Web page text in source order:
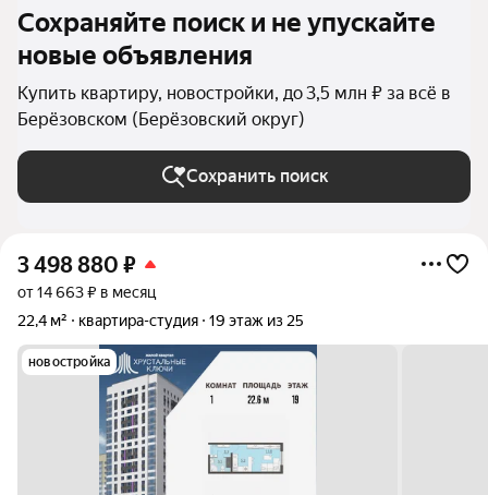
Сохраняйте поиск и не упускайте
новые объявления
Купить квартиру, новостройки, до 3,5 млн ₽ за всё в
Берёзовском (Берёзовский округ)
Сохранить поиск
3 498 880 ₽
от 14 663 ₽ в месяц
22,4 м²
квартира-студия 19 этаж из 25
новостройка